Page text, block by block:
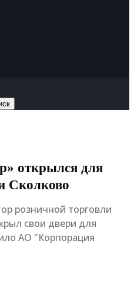
открылся для
Сколково
розничной торговли
свои двери для
АО "Корпорация